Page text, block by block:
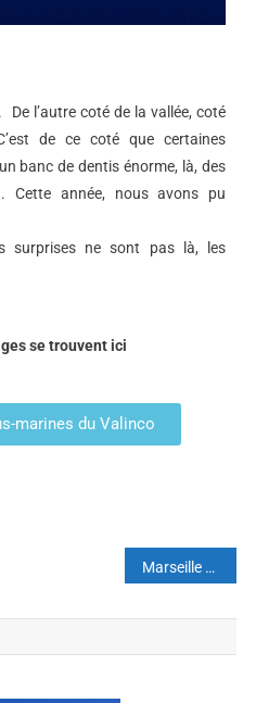
De l’autre coté de la vallée, coté
de ce coté que certaines
banc de dentis énorme, là, des
Cette année, nous avons pu
surprises ne sont pas là, les
se trouvent ici
marines du Valinco
Marseille saison 2021